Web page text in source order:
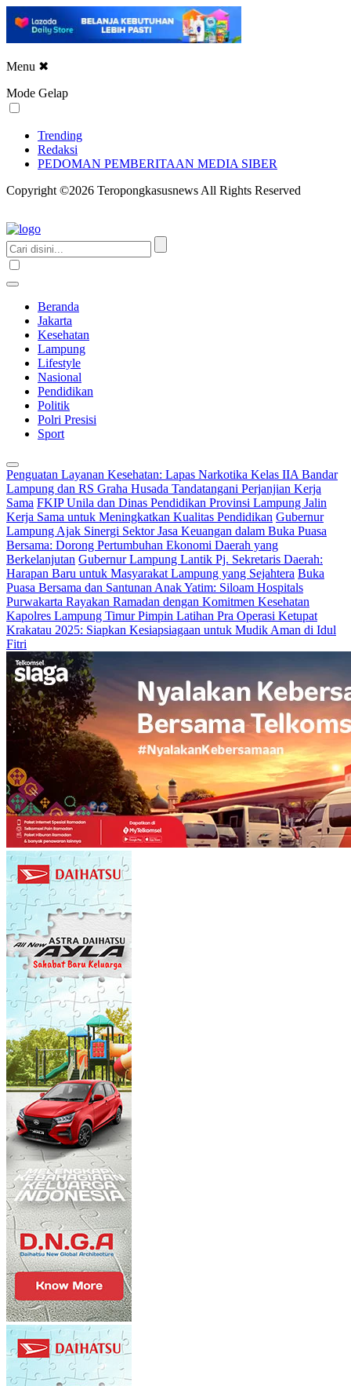
Menu ✖
Mode Gelap
Trending
Redaksi
PEDOMAN PEMBERITAAN MEDIA SIBER
Copyright ©2026 Teropongkasusnews All Rights Reserved
Beranda
Jakarta
Kesehatan
Lampung
Lifestyle
Nasional
Pendidikan
Politik
Polri Presisi
Sport
Penguatan Layanan Kesehatan: Lapas Narkotika Kelas IIA Bandar
Lampung dan RS Graha Husada Tandatangani Perjanjian Kerja
Sama FKIP Unila dan Dinas Pendidikan Provinsi Lampung Jalin
Kerja Sama untuk Meningkatkan Kualitas Pendidikan Gubernur
Lampung Ajak Sinergi Sektor Jasa Keuangan dalam Buka Puasa
Bersama: Dorong Pertumbuhan Ekonomi Daerah yang
Berkelanjutan Gubernur Lampung Lantik Pj. Sekretaris Daerah:
Harapan Baru untuk Masyarakat Lampung yang Sejahtera Buka
Puasa Bersama dan Santunan Anak Yatim: Siloam Hospitals
Purwakarta Rayakan Ramadan dengan Komitmen Kesehatan
Kapolres Lampung Timur Pimpin Latihan Pra Operasi Ketupat
Krakatau 2025: Siapkan Kesiapsiagaan untuk Mudik Aman di Idul
Fitri